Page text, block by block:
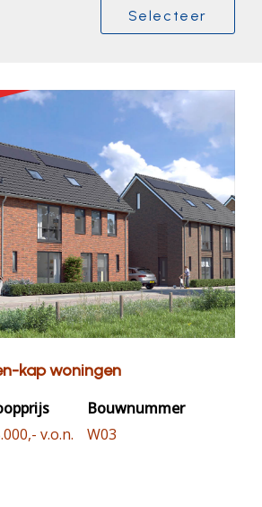
Selecteer
kap woningen
v.o.n.
Bouwnummer
W03